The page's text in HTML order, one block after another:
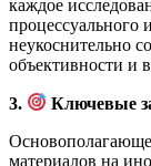
каждое
процессуального
неукоснительно
объективности и
3.
Ключевые
материалов на